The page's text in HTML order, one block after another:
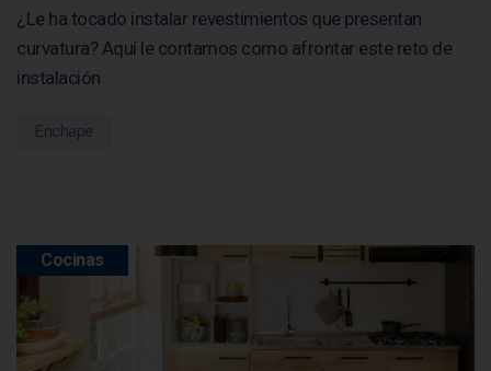
¿Le ha tocado instalar revestimientos que presentan
curvatura? Aquí le contamos como afrontar este reto de
instalación
Enchape
Cocinas